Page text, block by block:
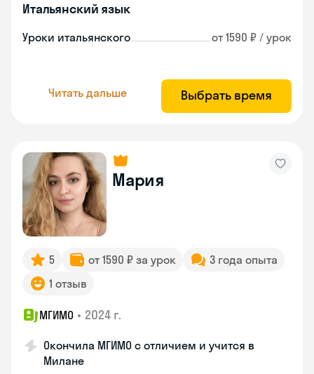
Итальянский язык
Уроки итальянского от 1590 ₽ / урок
Читать дальше Выбрать время
Мария
5 от 1590 ₽ за урок
3 года опыта
1 отзыв
МГИМО • 2024 г.
Окончила МГИМО с отличием и учится в
Милане